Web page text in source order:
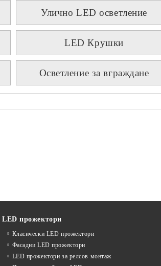
Улично LED осветление
LED Крушки
Осветление за вграждане
LED прожектори
Класически LED прожектори
Фасадни LED прожектори
LED прожектори за релсов монтаж